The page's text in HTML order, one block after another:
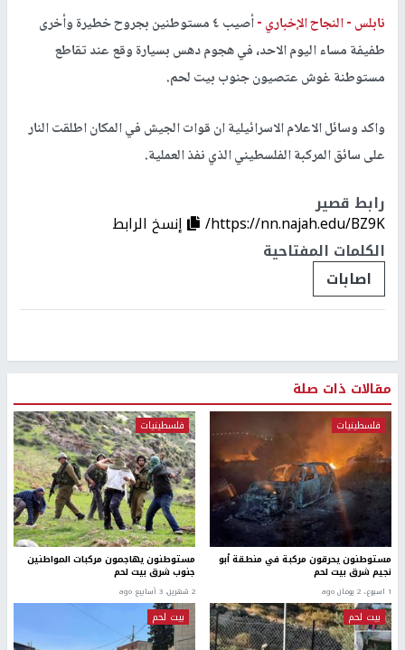
نابلس -النجاح الإخباري -
أصيب ٤ مستوطنين بجروح خطيرة وأخرى
طفيفة مساء اليوم الاحد، في هجوم دهس بسيارة وقع عند تقاطع
مستوطنة غوش عتصيون جنوب بيت لحم.
واكد وسائل الاعلام الاسرائيلية ان قوات الجيش في المكان اطلقت النار
على سائق المركبة الفلسطيني الذي نفذ العملية.
رابط قصير
https://nn.najah.edu/BZ9K/
إنسخ الرابط
الكلمات المفتاحية
اصابات
مقالات ذات صلة
فلسطينيات
مستوطنون يحرقون مركبة في منطقة أبو
نجيم شرق بيت لحم
1 اسبوع.، 2 يومان ago
فلسطينيات
مستوطنون يهاجمون مركبات المواطنين
جنوب شرق بيت لحم
2 شهرين، 3 أسابيع ago
بيت لحم بيت لحم